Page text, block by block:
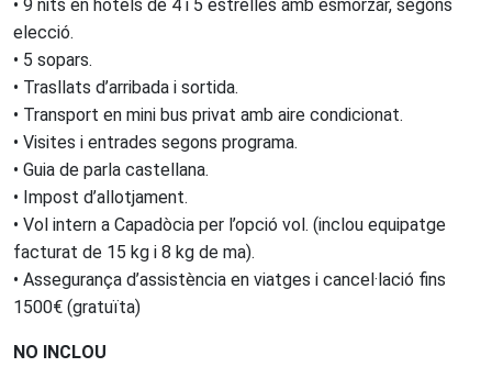
• 9 nits en hotels de 4 i 5 estrelles amb esmorzar, segons
elecció.
• 5 sopars.
• Trasllats d’arribada i sortida.
• Transport en mini bus privat amb aire condicionat.
• Visites i entrades segons programa.
• Guia de parla castellana.
• Impost d’allotjament.
• Vol intern a Capadòcia per l’opció vol. (inclou equipatge
facturat de 15 kg i 8 kg de ma).
• Assegurança d’assistència en viatges i cancel·lació fins
1500€ (gratuïta)
NO INCLOU